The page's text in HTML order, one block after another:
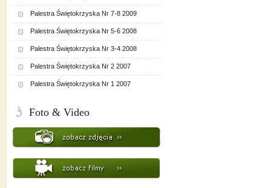
Palestra Świętokrzyska Nr 7-8 2009
Palestra Świętokrzyska Nr 5-6 2008
Palestra Świętokrzyska Nr 3-4 2008
Palestra Świętokrzyska Nr 2 2007
Palestra Świętokrzyska Nr 1 2007
Foto & Video